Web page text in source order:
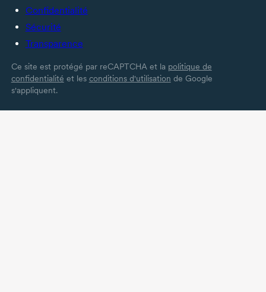
Confidentialité
Sécurité
Transparence
Ce site est protégé par reCAPTCHA et la politique de
confidentialité et les conditions d'utilisation de Google
s'appliquent.